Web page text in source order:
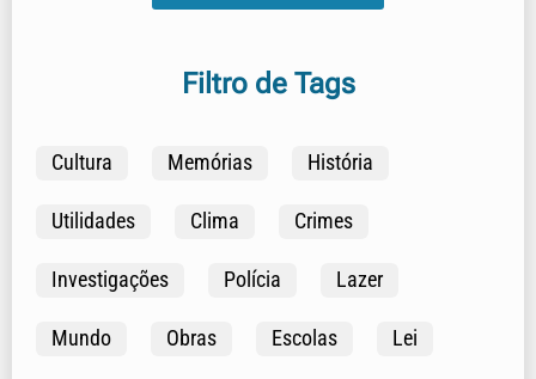
Filtro de Tags
Cultura Memórias História
Utilidades Clima Crimes
Investigações Polícia Lazer
Mundo Obras Escolas Lei